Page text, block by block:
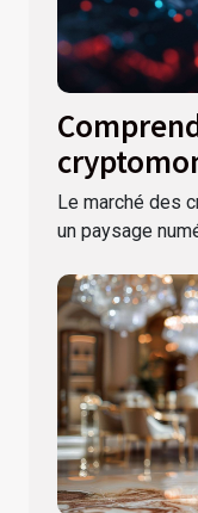
Le marché des
un paysage